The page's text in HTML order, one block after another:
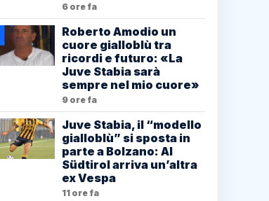
6 ore fa
Roberto Amodio un
cuore gialloblù tra
ricordi e futuro: «La
Juve Stabia sarà
sempre nel mio cuore»
9 ore fa
Juve Stabia, il “modello
gialloblù” si sposta in
parte a Bolzano: Al
Südtirol arriva un’altra
ex Vespa
11 ore fa